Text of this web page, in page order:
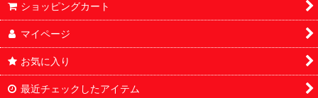
ショッピングカート
マイページ
お気に入り
最近チェックしたアイテム